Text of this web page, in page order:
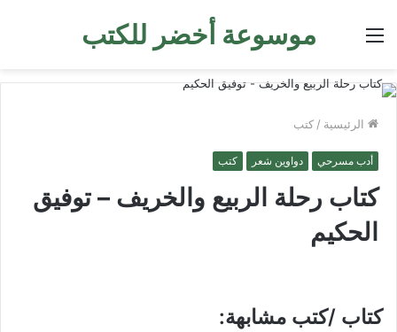
موسوعة أخضر للكتب القائمة
الرئيسية / كتب
أدب مسرحي دواوين شعر كتب
كتاب رحلة الربيع والخريف – توفيق
الحكيم
كتاب /كتب مشابهة: